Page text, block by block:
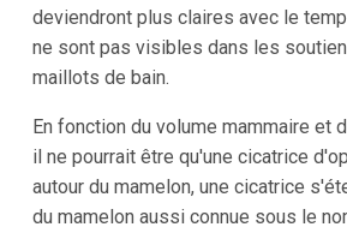
deviendront plus claires avec le
ne sont pas visibles dans les
maillots de bain.
En fonction du volume mammaire et
il ne pourrait être qu'une cicatrice
autour du mamelon, une cicatrice
du mamelon aussi connue sous le